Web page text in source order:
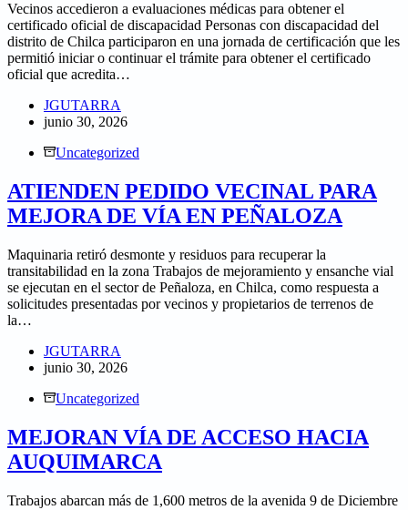
Vecinos accedieron a evaluaciones médicas para obtener el
certificado oficial de discapacidad Personas con discapacidad del
distrito de Chilca participaron en una jornada de certificación que les
permitió iniciar o continuar el trámite para obtener el certificado
oficial que acredita…
JGUTARRA
junio 30, 2026
Uncategorized
ATIENDEN PEDIDO VECINAL PARA
MEJORA DE VÍA EN PEÑALOZA
Maquinaria retiró desmonte y residuos para recuperar la
transitabilidad en la zona Trabajos de mejoramiento y ensanche vial
se ejecutan en el sector de Peñaloza, en Chilca, como respuesta a
solicitudes presentadas por vecinos y propietarios de terrenos de
la…
JGUTARRA
junio 30, 2026
Uncategorized
MEJORAN VÍA DE ACCESO HACIA
AUQUIMARCA
Trabajos abarcan más de 1,600 metros de la avenida 9 de Diciembre